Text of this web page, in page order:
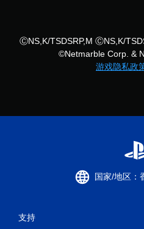
ⒸNS,K/TSDSRP,M ⒸNS,K/
©Netmarble Corp. &
游戏隐私政
国家/地区：
支持